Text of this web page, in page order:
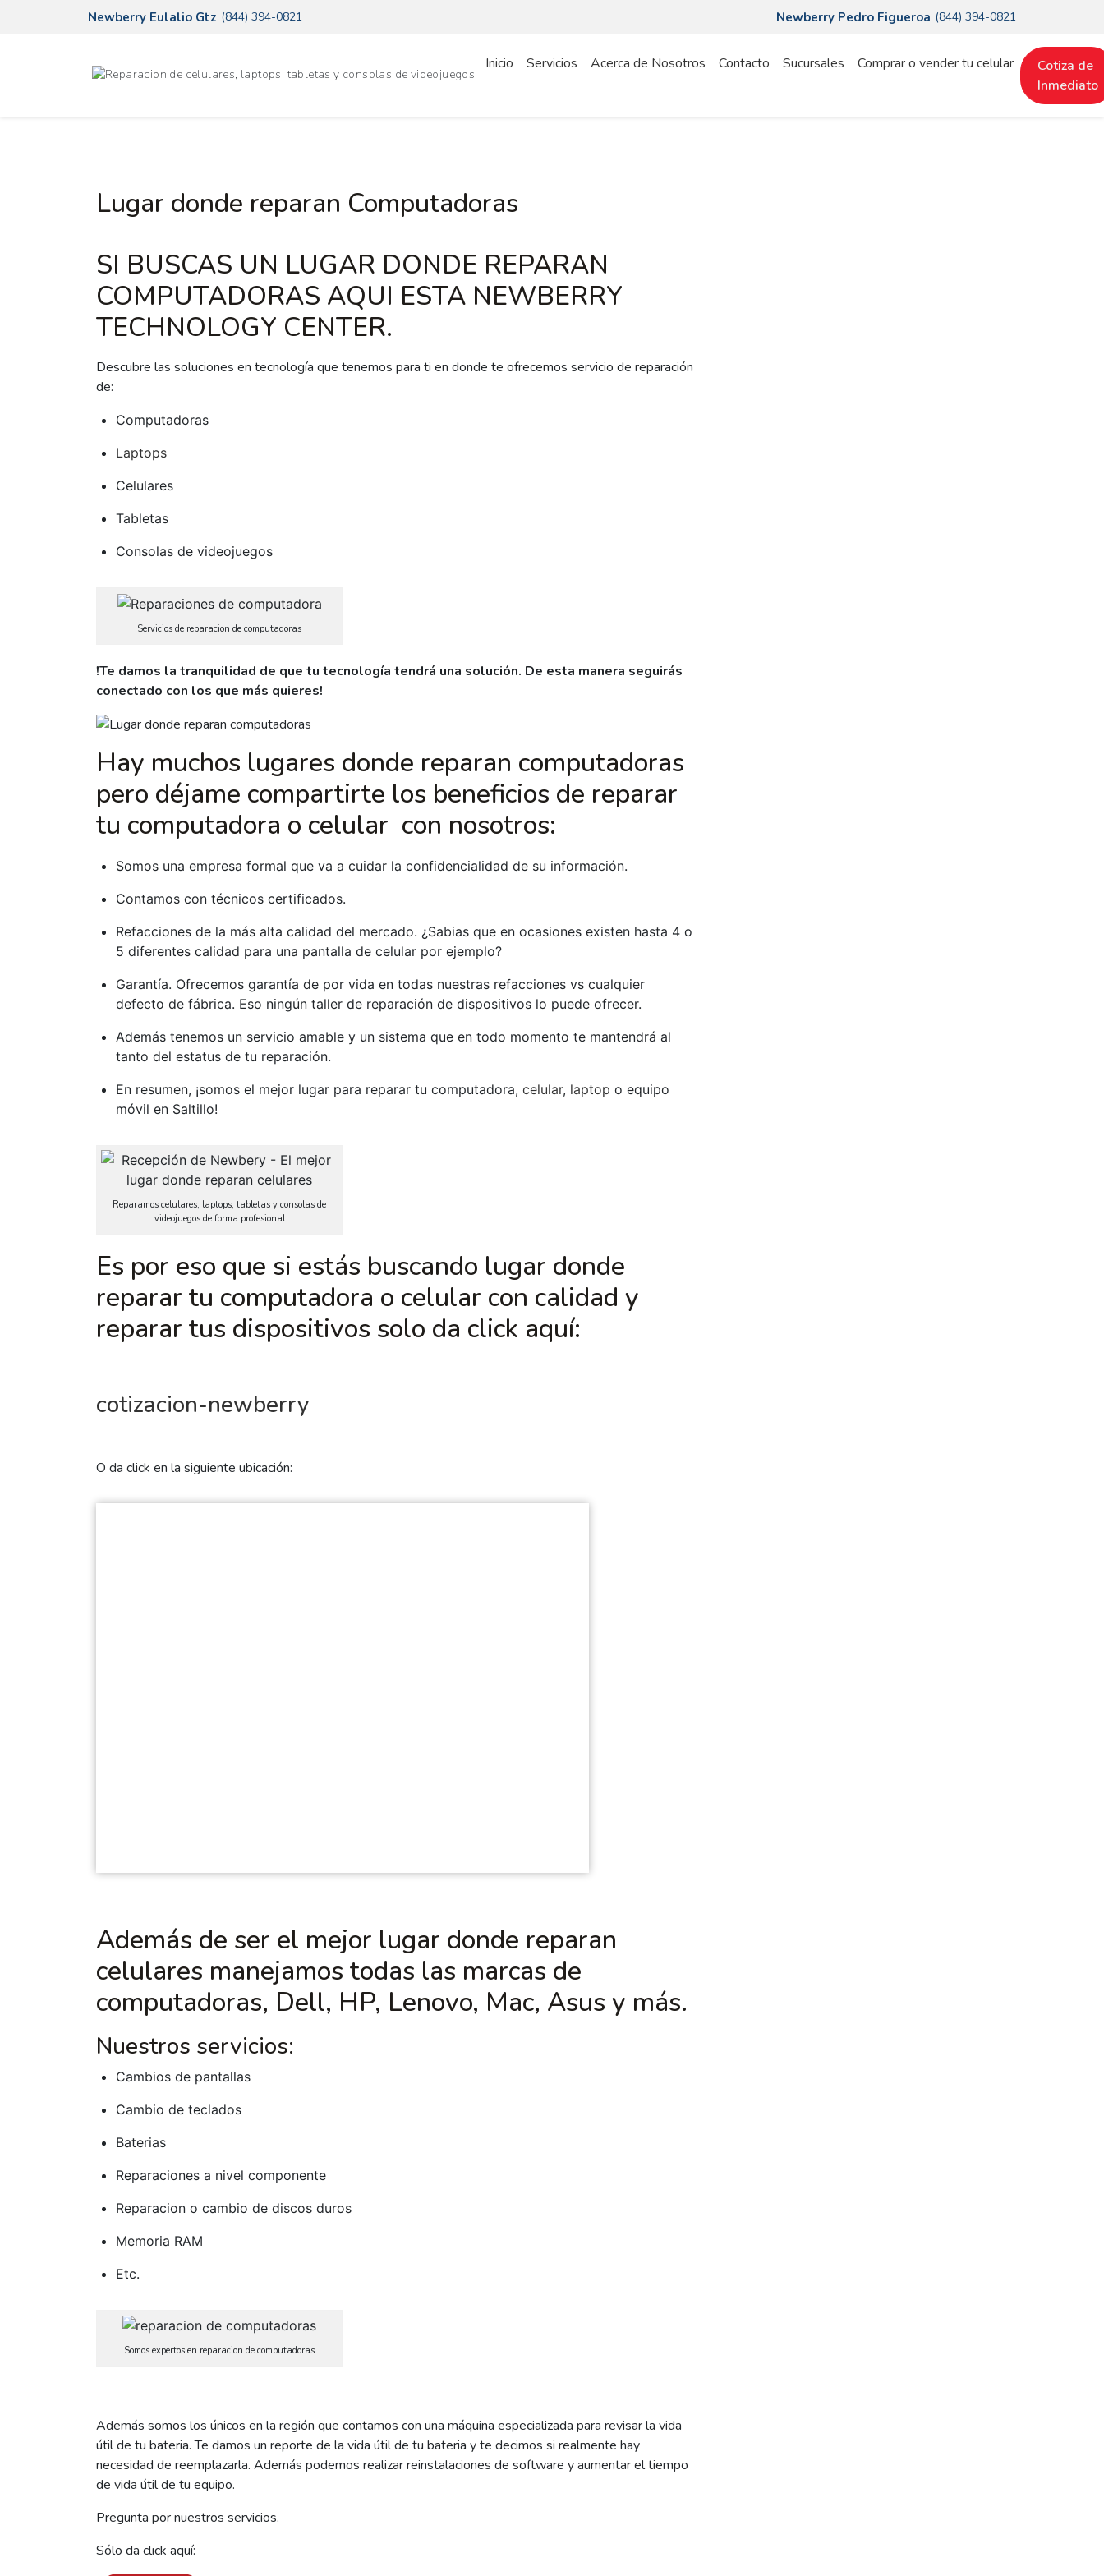
Newberry Eulalio Gtz (844) 394-0821 Newberry Pedro Figueroa (844) 394-0821
Inicio Servicios Acerca de Nosotros Contacto Sucursales Comprar o vender tu celular
Cotiza de
Inmediato
Lugar donde reparan Computadoras
SI BUSCAS UN LUGAR DONDE REPARAN
COMPUTADORAS AQUI ESTA NEWBERRY
TECHNOLOGY CENTER.
Descubre las soluciones en tecnología que tenemos para ti en donde te ofrecemos servicio de reparación
de:
Computadoras
Laptops
Celulares
Tabletas
Consolas de videojuegos
Servicios de reparacion de computadoras
!Te damos la tranquilidad de que tu tecnología tendrá una solución. De esta manera seguirás
conectado con los que más quieres!
Hay muchos lugares donde reparan computadoras
pero déjame compartirte los beneficios de reparar
tu computadora o celular con nosotros:
Somos una empresa formal que va a cuidar la confidencialidad de su información.
Contamos con técnicos certificados.
Refacciones de la más alta calidad del mercado. ¿Sabias que en ocasiones existen hasta 4 o
5 diferentes calidad para una pantalla de celular por ejemplo?
Garantía. Ofrecemos garantía de por vida en todas nuestras refacciones vs cualquier
defecto de fábrica. Eso ningún taller de reparación de dispositivos lo puede ofrecer.
Además tenemos un servicio amable y un sistema que en todo momento te mantendrá al
tanto del estatus de tu reparación.
En resumen, ¡somos el mejor lugar para reparar tu computadora, celular, laptop o equipo
móvil en Saltillo!
Reparamos celulares, laptops, tabletas y consolas de
videojuegos de forma profesional
Es por eso que si estás buscando lugar donde
reparar tu computadora o celular con calidad y
reparar tus dispositivos solo da click aquí:
cotizacion-newberry
O da click en la siguiente ubicación:
Además de ser el mejor lugar donde reparan
celulares manejamos todas las marcas de
computadoras, Dell, HP, Lenovo, Mac, Asus y más.
Nuestros servicios:
Cambios de pantallas
Cambio de teclados
Baterias
Reparaciones a nivel componente
Reparacion o cambio de discos duros
Memoria RAM
Etc.
Somos expertos en reparacion de computadoras
Además somos los únicos en la región que contamos con una máquina especializada para revisar la vida
útil de tu bateria. Te damos un reporte de la vida útil de tu bateria y te decimos si realmente hay
necesidad de reemplazarla. Además podemos realizar reinstalaciones de software y aumentar el tiempo
de vida útil de tu equipo.
Pregunta por nuestros servicios.
Sólo da click aquí: